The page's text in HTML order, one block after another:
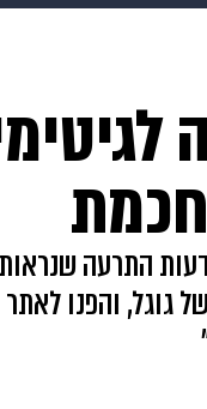
מתכונים פרויקטים
התרעה שנראות
גוגל, והפנו